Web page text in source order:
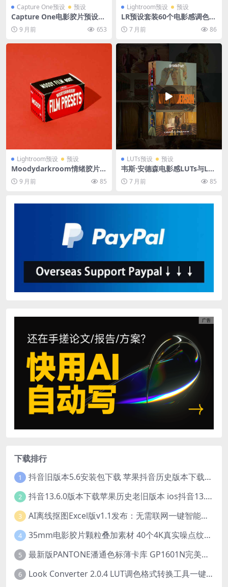
Capture One预设 预设
Capture One电影胶片预设全
集 经典柯达富士色彩 专业RA
W调色利器Classic Film Style
s for Capture One – Full Col
9 月前 653
Lightroom预设 预设
LR预设套装60个电影感调色滤
镜 含Halation光晕画笔手机
电脑通用Lightroom专业预设
库 Dopamine Frame – The
Complete Lightroom Bund
le
7 月前 86
Lightroom预设 预设
Moodydarkroom情绪胶片预
设包 12款复古电影感Lightro
om调色滤镜
9 月前 85
LUTs预设 预设
韦斯·安德森电影感LUTs与LR
预设包 15款古怪柔和色彩 支
持PR达芬奇FCPX及手机LR调
7 月前 85
下载排行
1 抖音旧版本5.6安装包下载 苹果抖音历史版本下载安装 ios抖音老旧版本大全 抖音5.6.0历史官方版安装下载
2 抖音13.6.0版本下载苹果历史老旧版本 ios抖音13.6旧版本安装包
3 AI离线抠图Excel版v1.1发布：无需联网一键智能去除背景
4 35mm电影胶片颗粒叠加素材 40个4K真实噪点纹理 20动态+20静态视频剪辑特效包
5 最新版PANTONE潘通色标薄卡库 GP1601N完美兼容Adobe Illustrator免费下载
6 Look Converter 2.0.4 LUT调色格式转换工具一键转换LR预设【附教程】